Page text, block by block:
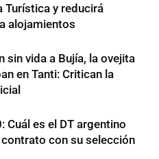
Turística y reducirá
alojamientos
sin vida a Bujía, la ovejita
en Tanti: Critican la
Cuál es el DT argentino
con su selección